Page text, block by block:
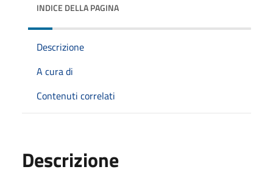
INDICE DELLA PAGINA
Descrizione
A cura di
Contenuti correlati
Descrizione